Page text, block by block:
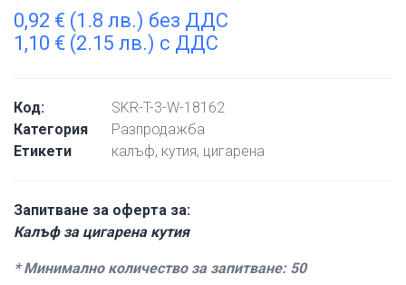
0,92 € (1.8 лв.) без ДДС
1,10 € (2.15 лв.) с ДДС
Код:
SKR-T-3-W-18162
Категория
Разпродажба
Етикети
калъф, кутия, цигарена
Запитване за оферта за:
Калъф за цигарена кутия
* Минимално количество за запитване: 50